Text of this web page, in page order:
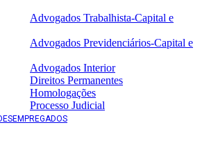
Advogados Trabalhista-Capital e
Advogados Previdenciários-Capital e
Advogados Interior
Direitos Permanentes
Homologações
Processo Judicial